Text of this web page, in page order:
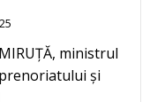
ministrul
și